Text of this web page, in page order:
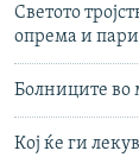
Светото
опрема и пари
Болниците во
Кој ќе ги